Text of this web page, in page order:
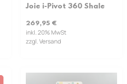
Joie i-Pivot 360 Shale
269,95 €
inkl. 20% MwSt
zzgl. Versand